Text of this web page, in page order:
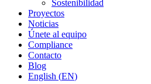
Sostenibilidad
Proyectos
Noticias
Únete al equipo
Compliance
Contacto
Blog
English (EN)